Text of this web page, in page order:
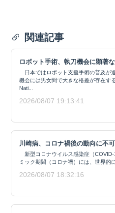
関連記事
ロボット手術、執刀機会に顕著
日本ではロボット支援手術の普及が
機会には男女間で大きな格差が存在す
Nati...
2026/08/07 19:13:41
川崎病、コロナ禍後の動向に不
新型コロナウイルス感染症（COVID-
ミック期間（コロナ禍）には、世界的
2026/08/07 18:32:16